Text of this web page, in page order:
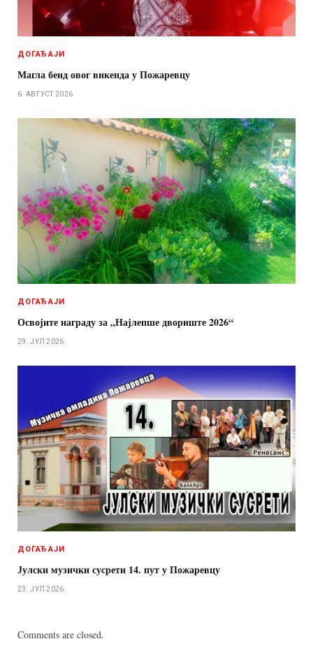
ДОГАЂАЈИ
Магла бенд овог викенда у Пожаревцу
6. АВГУСТ 2026.
ДОГАЂАЈИ
Освојите награду за „Најлепше двориште 2026“
29. ЈУЛ 2026.
ДОГАЂАЈИ
Јулски музички сусрети 14. пут у Пожаревцу
23. ЈУЛ 2026.
Comments are closed.